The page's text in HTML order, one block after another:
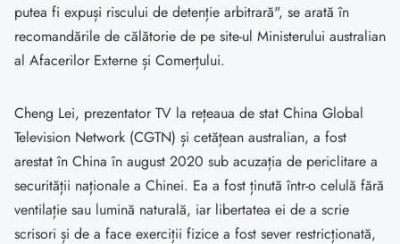
putea fi expuși riscului de detenție arbitrară", se arată în
recomandările de călătorie de pe site-ul Ministerului australian
al Afacerilor Externe și Comerțului.
Cheng Lei, prezentator TV la rețeaua de stat China Global
Television Network (CGTN) și cetățean australian, a fost
arestat în China în august 2020 sub acuzația de periclitare a
securității naționale a Chinei. Ea a fost ținută într-o celulă fără
ventilație sau lumină naturală, iar libertatea ei de a scrie
scrisori și de a face exerciții fizice a fost sever restricționată,